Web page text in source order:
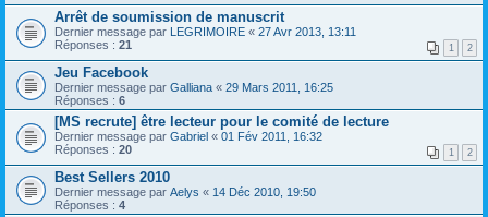
Arrêt de soumission de manuscrit
Dernier message par LEGRIMOIRE « 27 Avr 2013, 13:11
Réponses : 21 1 2
Jeu Facebook
Dernier message par Galliana « 29 Mars 2011, 16:25
Réponses : 6
[MS recrute] être lecteur pour le comité de lecture
Dernier message par Gabriel « 01 Fév 2011, 16:32
Réponses : 20 1 2
Best Sellers 2010
Dernier message par Aelys « 14 Déc 2010, 19:50
Réponses : 4